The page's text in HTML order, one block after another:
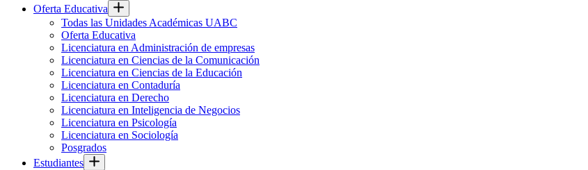
Oferta Educativa
Todas las Unidades Académicas UABC
Oferta Educativa
Licenciatura en Administración de empresas
Licenciatura en Ciencias de la Comunicación
Licenciatura en Ciencias de la Educación
Licenciatura en Contaduría
Licenciatura en Derecho
Licenciatura en Inteligencia de Negocios
Licenciatura en Psicología
Licenciatura en Sociología
Posgrados
Estudiantes